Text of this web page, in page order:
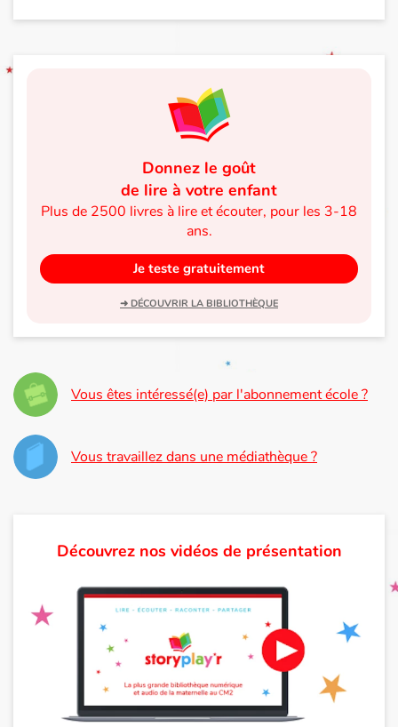
Donnez le goût
de lire à votre enfant
Plus de 2500 livres à lire et écouter, pour les 3-18
ans.
Je teste gratuitement
➜ DÉCOUVRIR LA BIBLIOTHÈQUE
Vous êtes intéressé(e) par l'abonnement école ?
Vous travaillez dans une médiathèque ?
Découvrez nos vidéos de présentation